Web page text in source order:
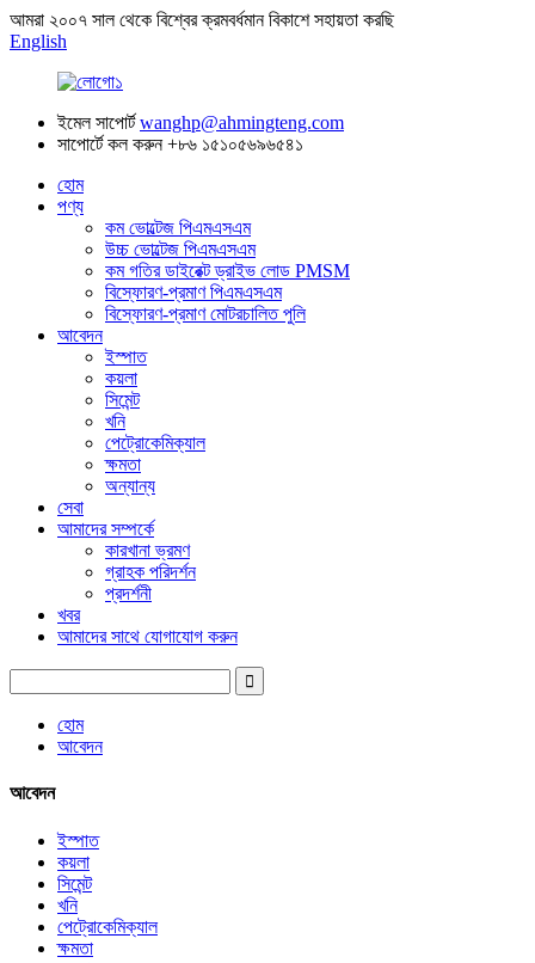
আমরা ২০০৭ সাল থেকে বিশ্বের ক্রমবর্ধমান বিকাশে সহায়তা করছি
English
ইমেল সাপোর্ট wanghp@ahmingteng.com
সাপোর্টে কল করুন +৮৬ ১৫১০৫৬৯৬৫৪১
হোম
পণ্য
কম ভোল্টেজ পিএমএসএম
উচ্চ ভোল্টেজ পিএমএসএম
কম গতির ডাইরেক্ট ড্রাইভ লোড PMSM
বিস্ফোরণ-প্রমাণ পিএমএসএম
বিস্ফোরণ-প্রমাণ মোটরচালিত পুলি
আবেদন
ইস্পাত
কয়লা
সিমেন্ট
খনি
পেট্রোকেমিক্যাল
ক্ষমতা
অন্যান্য
সেবা
আমাদের সম্পর্কে
কারখানা ভ্রমণ
গ্রাহক পরিদর্শন
প্রদর্শনী
খবর
আমাদের সাথে যোগাযোগ করুন
হোম
আবেদন
আবেদন
ইস্পাত
কয়লা
সিমেন্ট
খনি
পেট্রোকেমিক্যাল
ক্ষমতা